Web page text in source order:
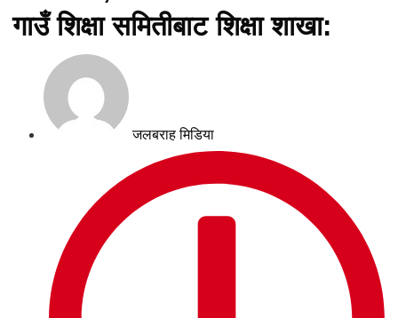
गाउँ शिक्षा समितीबाट शिक्षा शाखा:
जलबराह मिडिया